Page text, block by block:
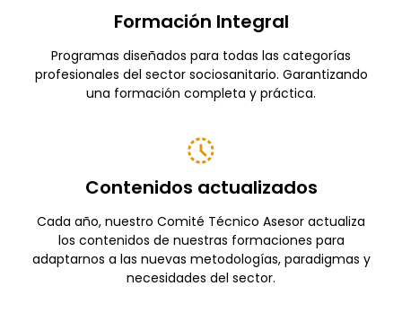
Formación Integral
Programas diseñados para todas las categorías
profesionales del sector sociosanitario. Garantizando
una formación completa y práctica.
Contenidos actualizados
Cada año, nuestro Comité Técnico Asesor actualiza
los contenidos de nuestras formaciones para
adaptarnos a las nuevas metodologías, paradigmas y
necesidades del sector.